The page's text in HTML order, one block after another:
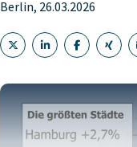
Berlin, 26.03.2026